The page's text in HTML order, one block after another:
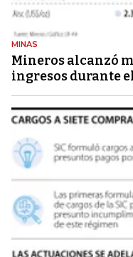
MINAS
Mineros alcanzó
ingresos durante